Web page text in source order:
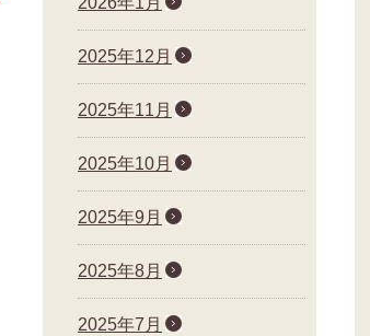
2025年12月
2025年11月
2025年10月
2025年9月
2025年8月
2025年7月